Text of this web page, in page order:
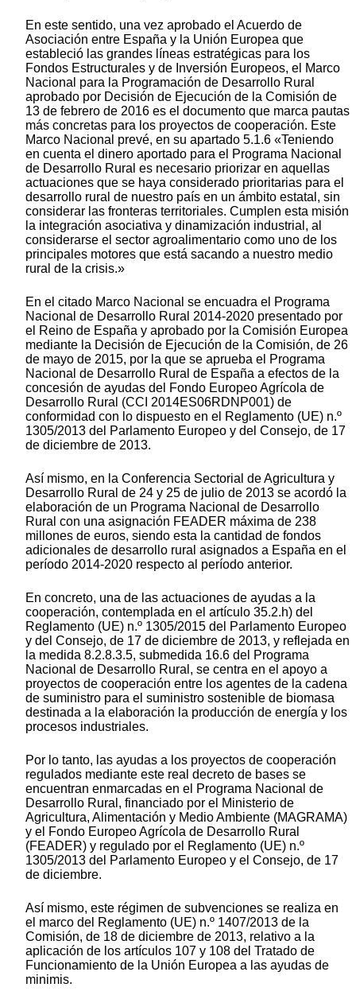
En este sentido, una vez aprobado el Acuerdo de
Asociación entre España y la Unión Europea que
estableció las grandes líneas estratégicas para los
Fondos Estructurales y de Inversión Europeos, el Marco
Nacional para la Programación de Desarrollo Rural
aprobado por Decisión de Ejecución de la Comisión de
13 de febrero de 2016 es el documento que marca pautas
más concretas para los proyectos de cooperación. Este
Marco Nacional prevé, en su apartado 5.1.6 «Teniendo
en cuenta el dinero aportado para el Programa Nacional
de Desarrollo Rural es necesario priorizar en aquellas
actuaciones que se haya considerado prioritarias para el
desarrollo rural de nuestro país en un ámbito estatal, sin
considerar las fronteras territoriales. Cumplen esta misión
la integración asociativa y dinamización industrial, al
considerarse el sector agroalimentario como uno de los
principales motores que está sacando a nuestro medio
rural de la crisis.»
En el citado Marco Nacional se encuadra el Programa
Nacional de Desarrollo Rural 2014-2020 presentado por
el Reino de España y aprobado por la Comisión Europea
mediante la Decisión de Ejecución de la Comisión, de 26
de mayo de 2015, por la que se aprueba el Programa
Nacional de Desarrollo Rural de España a efectos de la
concesión de ayudas del Fondo Europeo Agrícola de
Desarrollo Rural (CCI 2014ES06RDNP001) de
conformidad con lo dispuesto en el Reglamento (UE) n.º
1305/2013 del Parlamento Europeo y del Consejo, de 17
de diciembre de 2013.
Así mismo, en la Conferencia Sectorial de Agricultura y
Desarrollo Rural de 24 y 25 de julio de 2013 se acordó la
elaboración de un Programa Nacional de Desarrollo
Rural con una asignación FEADER máxima de 238
millones de euros, siendo esta la cantidad de fondos
adicionales de desarrollo rural asignados a España en el
período 2014-2020 respecto al período anterior.
En concreto, una de las actuaciones de ayudas a la
cooperación, contemplada en el artículo 35.2.h) del
Reglamento (UE) n.º 1305/2015 del Parlamento Europeo
y del Consejo, de 17 de diciembre de 2013, y reflejada en
la medida 8.2.8.3.5, submedida 16.6 del Programa
Nacional de Desarrollo Rural, se centra en el apoyo a
proyectos de cooperación entre los agentes de la cadena
de suministro para el suministro sostenible de biomasa
destinada a la elaboración la producción de energía y los
procesos industriales.
Por lo tanto, las ayudas a los proyectos de cooperación
regulados mediante este real decreto de bases se
encuentran enmarcadas en el Programa Nacional de
Desarrollo Rural, financiado por el Ministerio de
Agricultura, Alimentación y Medio Ambiente (MAGRAMA)
y el Fondo Europeo Agrícola de Desarrollo Rural
(FEADER) y regulado por el Reglamento (UE) n.º
1305/2013 del Parlamento Europeo y el Consejo, de 17
de diciembre.
Así mismo, este régimen de subvenciones se realiza en
el marco del Reglamento (UE) n.º 1407/2013 de la
Comisión, de 18 de diciembre de 2013, relativo a la
aplicación de los artículos 107 y 108 del Tratado de
Funcionamiento de la Unión Europea a las ayudas de
minimis.